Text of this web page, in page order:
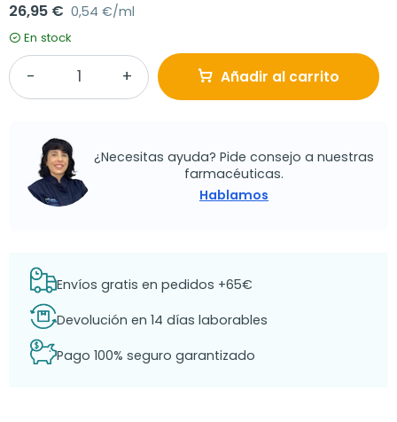
26,95 € 0,54 €/ml
En stock
Añadir al carrito
¿Necesitas ayuda? Pide consejo a nuestras
farmacéuticas.
Hablamos
Envíos gratis en pedidos +65€
Devolución en 14 días laborables
Pago 100% seguro garantizado